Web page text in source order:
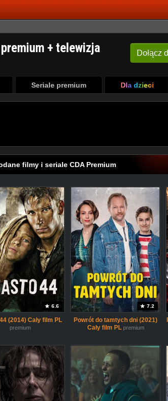
Seriale premium Dla dzieci
filmy i seriale CDA Premium
6.6
(2014) Cały film PL
premium
7.2
Powrót do tamtych dni (2021)
Cały film PL premium